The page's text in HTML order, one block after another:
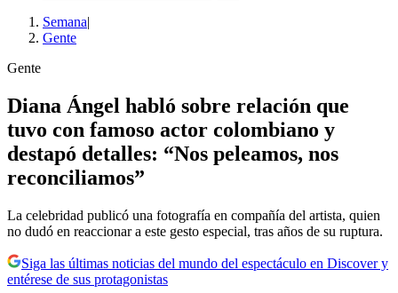
Semana|
Gente
Gente
Diana Ángel habló sobre relación que
tuvo con famoso actor colombiano y
destapó detalles: “Nos peleamos, nos
reconciliamos”
La celebridad publicó una fotografía en compañía del artista, quien
no dudó en reaccionar a este gesto especial, tras años de su ruptura.
Siga las últimas noticias del mundo del espectáculo en Discover y
entérese de sus protagonistas